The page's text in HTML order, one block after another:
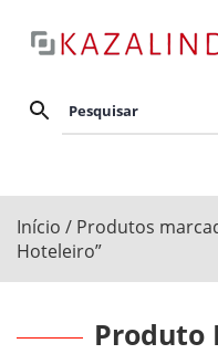
Início / Produtos
Hoteleiro”
Produto